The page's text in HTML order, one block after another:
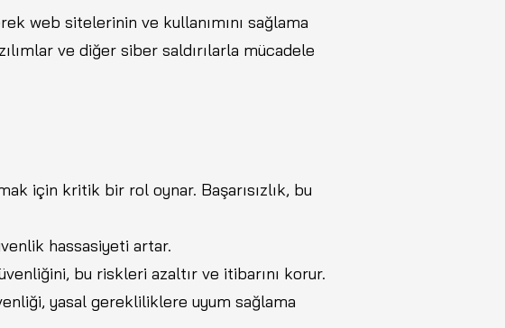
web sitelerinin ve kullanımını sağlama
ve diğer siber saldırılarla mücadele
için kritik bir rol oynar. Başarısızlık, bu
hassasiyeti artar.
bu riskleri azaltır ve itibarını korur.
yasal gerekliliklere uyum sağlama